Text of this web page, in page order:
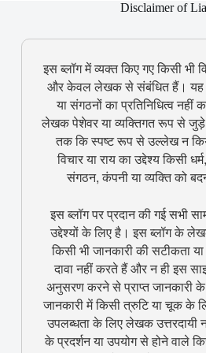
Disclaimer of
इस ब्लॉग में व्यक्त किए गए किसी भी
और केवल लेखक से संबंधित हैं। यह
या संगठनों का प्रतिनिधित्व
लेखक पेशेवर या व्यक्तिगत रूप से
तक कि स्पष्ट रूप से उल्लेख न
विचार या राय का उद्देश्य किसी
संगठन, कंपनी या व्यक्ति को
इस ब्लॉग पर प्रदान की गई सभी
उद्देश्यों के लिए है। इस ब्लॉग के
किसी भी जानकारी की सटीकता
दावा नहीं करते हैं और न ही इस
अनुसरण करने से प्राप्त जानकारी के
जानकारी में किसी त्रुटि या चूक के
उपलब्धता के लिए लेखक उत्तरदायी
के प्रदर्शन या उपयोग से होने वाले